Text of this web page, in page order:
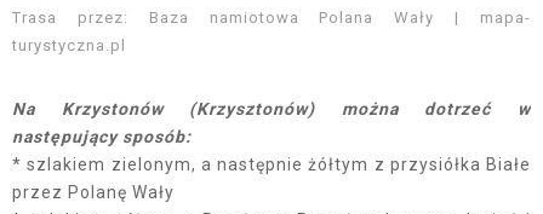
Trasa przez: Baza namiotowa Polana Wały | mapa-
turystyczna.pl
Na Krzystonów (Krzysztonów) można dotrzeć w
następujący sposób:
* szlakiem zielonym, a następnie żółtym z przysiółka Białe
przez Polanę Wały